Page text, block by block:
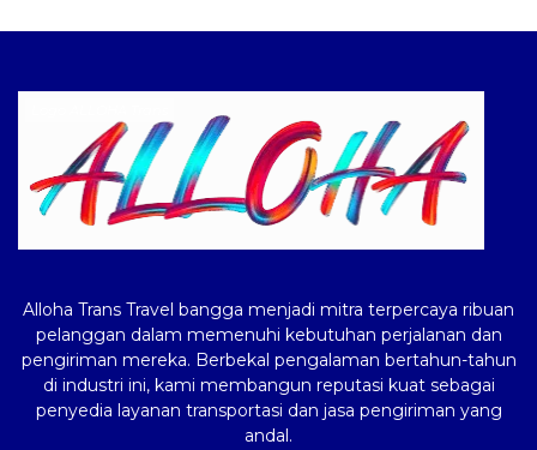
Alloha Trans Travel bangga menjadi mitra terpercaya ribuan
pelanggan dalam memenuhi kebutuhan perjalanan dan
pengiriman mereka. Berbekal pengalaman bertahun-tahun
di industri ini, kami membangun reputasi kuat sebagai
penyedia layanan transportasi dan jasa pengiriman yang
andal.